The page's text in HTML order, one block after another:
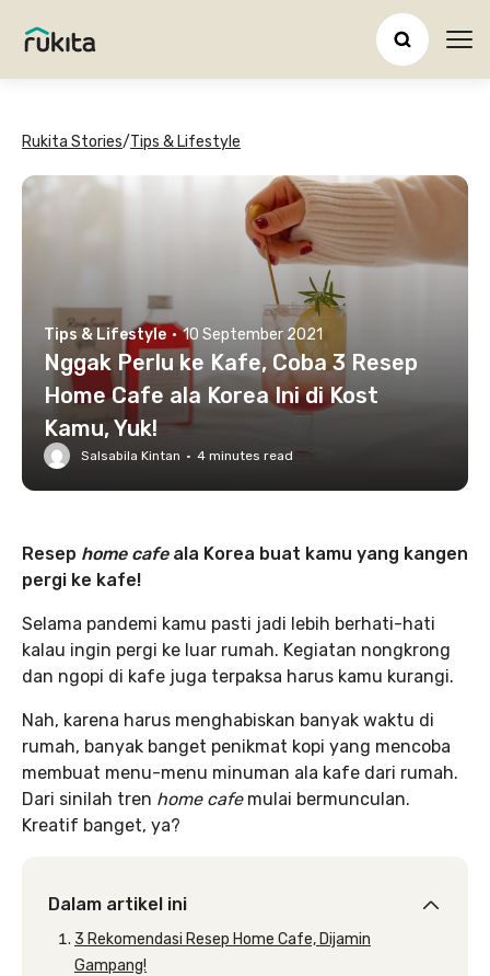
Rukita Stories/Tips & Lifestyle
Tips & Lifestyle · 10 September 2021
Nggak Perlu ke Kafe, Coba 3 Resep
Home Cafe ala Korea Ini di Kost
Kamu, Yuk!
Salsabila Kintan · 4 minutes read
Resep home cafe ala Korea buat kamu yang kangen
pergi ke kafe!
Selama pandemi kamu pasti jadi lebih berhati-hati
kalau ingin pergi ke luar rumah. Kegiatan nongkrong
dan ngopi di kafe juga terpaksa harus kamu kurangi.
Nah, karena harus menghabiskan banyak waktu di
rumah, banyak banget penikmat kopi yang mencoba
membuat menu-menu minuman ala kafe dari rumah.
Dari sinilah tren home cafe mulai bermunculan.
Kreatif banget, ya?
Dalam artikel ini
3 Rekomendasi Resep Home Cafe, Dijamin
Gampang!